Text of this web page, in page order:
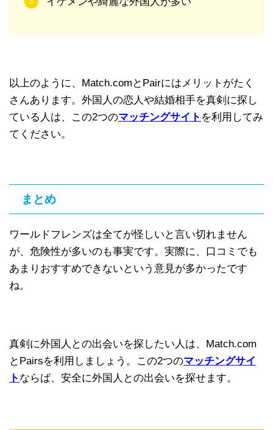
以上のように、Match.comとPairにはメリットがたく
さんあります。外国人の恋人や結婚相手を真剣に探し
ている人は、この2つのマッチングサイト を利用してみ
てください。
まとめ
ワールドフレンズは全てが怪しいと言い切れません
が、危険性が多いのも事実です。実際に、口コミでも
あまりおすすめできないという意見が多かったです
ね。
真剣に外国人との出会いを探したい人は、Match.com
とPairsを利用しましょう。この2つのマッチングサイ
ト ならば、安全に外国人との出会いを探せます。